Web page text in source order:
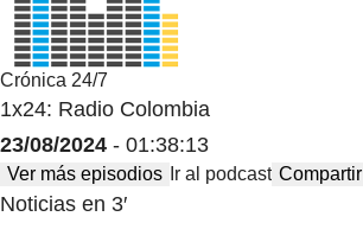
Crónica 24/7
1x24: Radio Colombia
23/08/2024 - 01:38:13
Ver más episodios Ir al podcast Compartir
Noticias en 3′